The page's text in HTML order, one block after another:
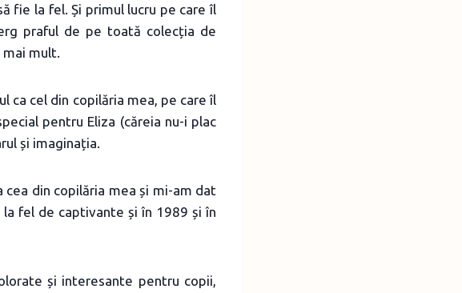
fie la fel. Și primul lucru pe care îl
praful de pe toată colecția de
mult.
ca cel din copilăria mea, pe care îl
pentru Eliza (căreia nu-i plac
și imaginația.
din copilăria mea și mi-am dat
fel de captivante și în 1989 și în
și interesante pentru copii,